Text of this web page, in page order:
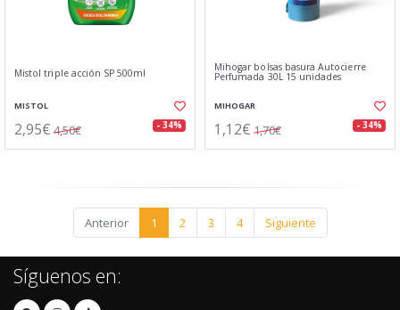
Mistol triple acción SP 500ml
MISTOL
2,95€ 4,50€ - 34%
Mihogar bolsas basura Autocierre
Perfumada 30L 15 unidades
MIHOGAR
1,12€ 1,70€ - 34%
Anterior 1 2 3 4 Siguiente
Síguenos en: